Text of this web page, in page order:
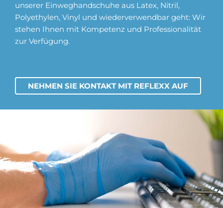
unserer Einweghandschuhe aus Latex, Nitril,
Polyethylen, Vinyl und wiederverwendbar geht: Wir
stehen Ihnen mit Kompetenz und Professionalität
zur Verfügung.
NEHMEN SIE KONTAKT MIT REFLEXX AUF